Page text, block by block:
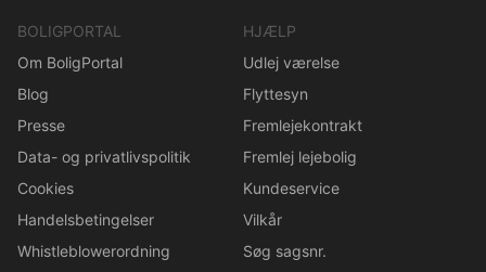
BOLIGPORTAL
Om BoligPortal
Blog
Presse
Data- og privatlivspolitik
Cookies
Handelsbetingelser
Whistleblowerordning
HJÆLP
Udlej værelse
Flyttesyn
Fremlejekontrakt
Fremlej lejebolig
Kundeservice
Vilkår
Søg sagsnr.